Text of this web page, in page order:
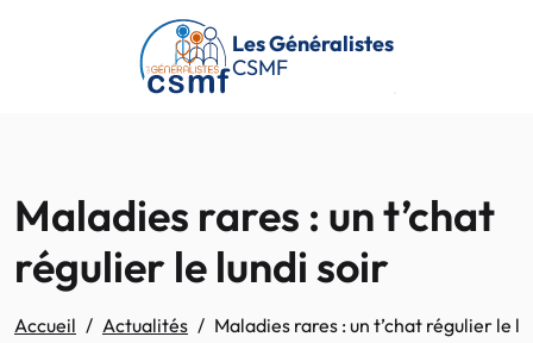
Passer au contenu principal
Les Généralistes
CSMF
Maladies rares : un t’chat
régulier le lundi soir
Accueil Actualités Maladies rares : un t’chat régulier le